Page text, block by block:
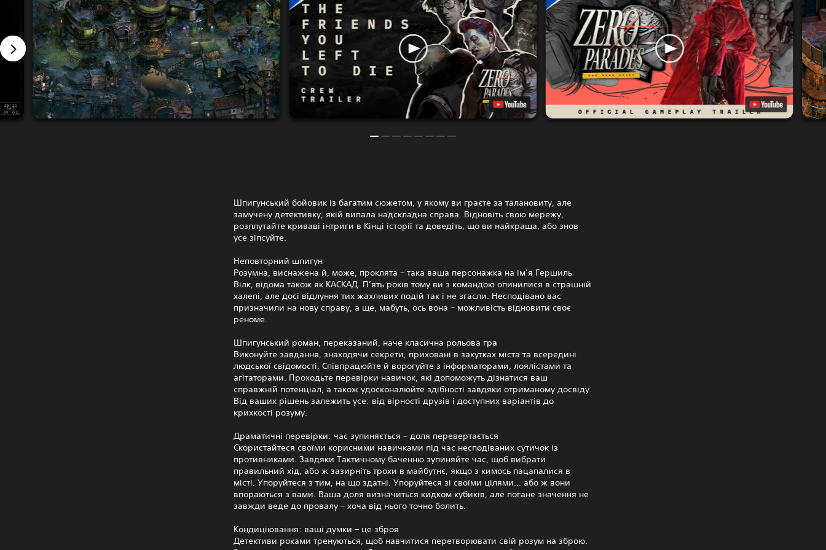
Шпигунський бойовик із багатим сюжетом, у якому ви граєте за талановиту, але
замучену детективку, якій випала надскладна справа. Відновіть свою мережу,
розплутайте криваві інтриги в Кінці історії та доведіть, що ви найкраща, або знов
усе зіпсуйте.
Неповторний шпигун
Розумна, виснажена й, може, проклята – така ваша персонажка на ім’я Гершиль
Вілк, відома також як КАСКАД. П’ять років тому ви з командою опинилися в страшній
халепі, але досі відлуння тих жахливих подій так і не згасли. Несподівано вас
призначили на нову справу, а ще, мабуть, ось вона – можливість відновити своє
реноме.
Шпигунський роман, переказаний, наче класична рольова гра
Виконуйте завдання, знаходячи секрети, приховані в закутках міста та всередині
людської свідомості. Співпрацюйте й ворогуйте з інформаторами, лоялістами та
агітаторами. Проходьте перевірки навичок, які допоможуть дізнатися ваш
справжній потенціал, а також удосконалюйте здібності завдяки отриманому досвіду.
Від ваших рішень залежить усе: від вірності друзів і доступних варіантів до
крихкості розуму.
Драматичні перевірки: час зупиняється – доля перевертається
Скористайтеся своїми корисними навичками під час несподіваних сутичок із
противниками. Завдяки Тактичному баченню зупиняйте час, щоб вибрати
правильний хід, або ж зазирніть трохи в майбутнє, якщо з кимось пацапалися в
місті. Упоруйтеся з тим, на що здатні. Упоруйтеся зі своїми цілями... або ж вони
впораються з вами. Ваша доля визначиться кидком кубиків, але погане значення не
завжди веде до провалу – хоча від нього точно болить.
Кондиціювання: ваші думки – це зброя
Детективи роками тренуються, щоб навчитися перетворювати свій розум на зброю.